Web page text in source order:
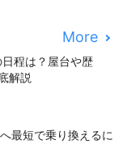
More
程は？屋台や歴
解説
最短で乗り換えるに